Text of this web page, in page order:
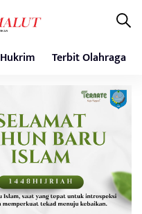
Hukrim Terbit Olahraga